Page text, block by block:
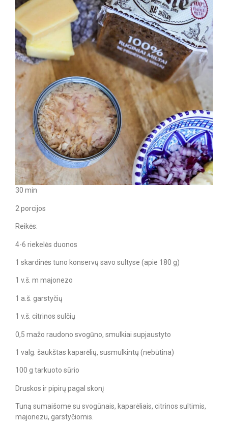
30 min
2 porcijos
Reikės:
4-6 riekelės duonos
1 skardinės tuno konservų savo sultyse (apie 180 g)
1 v.š. m majonezo
1 a.š. garstyčių
1 v.š. citrinos sulčių
0,5 mažo raudono svogūno, smulkiai supjaustyto
1 valg. šaukštas kaparėlių, susmulkintų (nebūtina)
100 g tarkuoto sūrio
Druskos ir pipirų pagal skonį
Tuną sumaišome su svogūnais, kaparėliais, citrinos sultimis,
majonezu, garstyčiomis.